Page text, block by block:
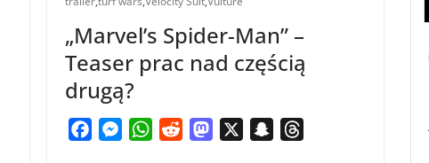
„Marvel’s Spider-Man” –
Teaser prac nad częścią
drugą?
M
W
M